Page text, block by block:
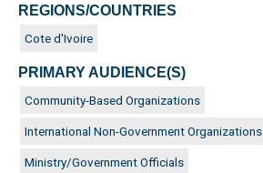
REGIONS/COUNTRIES
Cote d'Ivoire
PRIMARY AUDIENCE(S)
Community-Based Organizations
International Non-Government Organizations
Ministry/Government Officials